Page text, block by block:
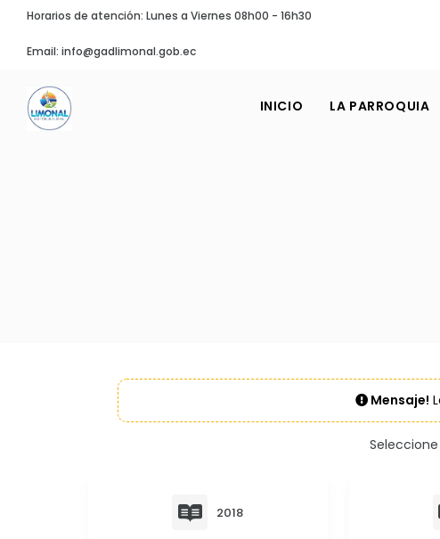
Horarios de atención: Lunes a Viernes 08h00 - 16h30
Email: info@gadlimonal.gob.ec
INICIO LA PARROQUIA
Mensaje!
2018